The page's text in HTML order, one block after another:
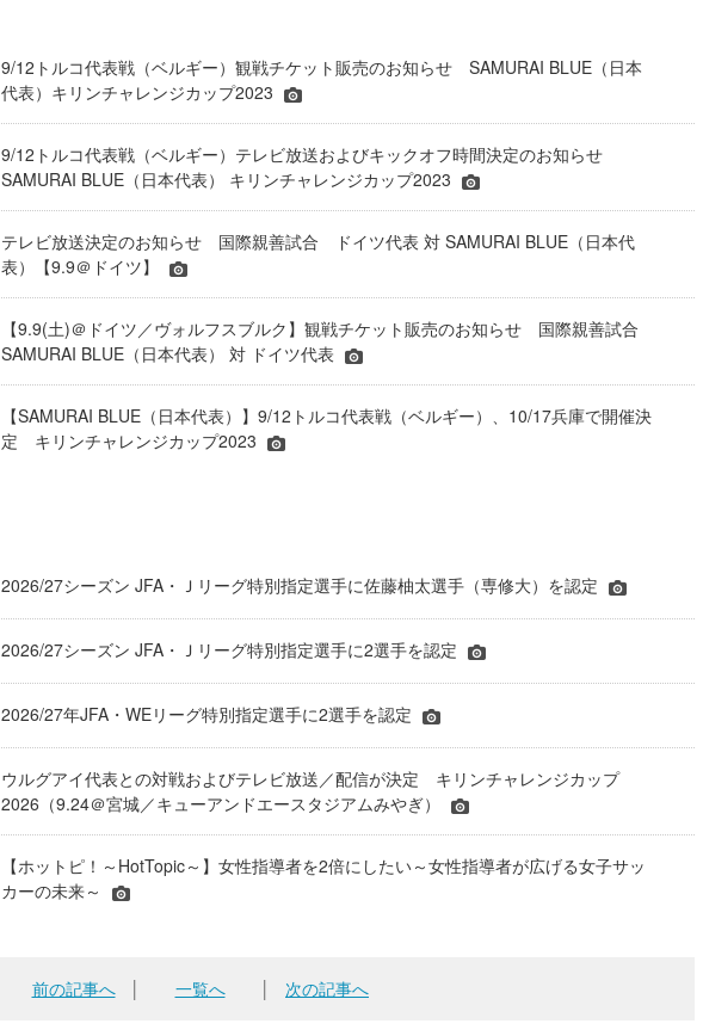
9/12トルコ代表戦（ベルギー）観戦チケット販売のお知らせ SAMURAI BLUE（日本
代表）キリンチャレンジカップ2023
9/12トルコ代表戦（ベルギー）テレビ放送およびキックオフ時間決定のお知らせ
SAMURAI BLUE（日本代表） キリンチャレンジカップ2023
テレビ放送決定のお知らせ 国際親善試合 ドイツ代表 対 SAMURAI BLUE（日本代
表）【9.9＠ドイツ】
【9.9(土)＠ドイツ／ヴォルフスブルク】観戦チケット販売のお知らせ 国際親善試合
SAMURAI BLUE（日本代表） 対 ドイツ代表
【SAMURAI BLUE（日本代表）】9/12トルコ代表戦（ベルギー）、10/17兵庫で開催決
定 キリンチャレンジカップ2023
2026/27シーズン JFA・Ｊリーグ特別指定選手に佐藤柚太選手（専修大）を認定
2026/27シーズン JFA・Ｊリーグ特別指定選手に2選手を認定
2026/27年JFA・WEリーグ特別指定選手に2選手を認定
ウルグアイ代表との対戦およびテレビ放送／配信が決定 キリンチャレンジカップ
2026（9.24＠宮城／キューアンドエースタジアムみやぎ）
【ホットピ！～HotTopic～】女性指導者を2倍にしたい～女性指導者が広げる女子サッ
カーの未来～
前の記事へ│ 一覧へ 次の記事へ